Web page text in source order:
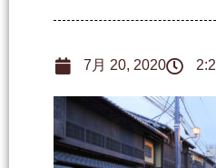
7月 20, 2020